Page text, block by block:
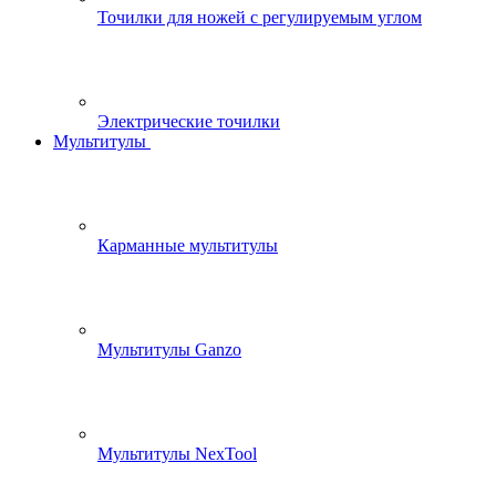
Точилки для ножей с регулируемым углом
Электрические точилки
Мультитулы
Карманные мультитулы
Мультитулы Ganzo
Мультитулы NexTool